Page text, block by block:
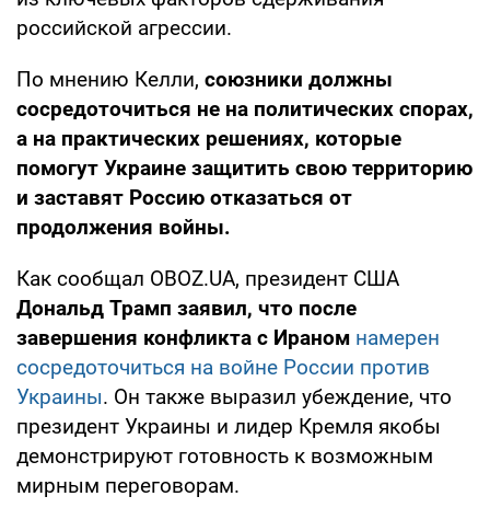
российской агрессии.
По мнению Келли, союзники должны
сосредоточиться не на политических спорах,
а на практических решениях, которые
помогут Украине защитить свою территорию
и заставят Россию отказаться от
продолжения войны.
Как сообщал OBOZ.UA, президент США
Дональд Трамп заявил, что после
завершения конфликта с Ираном намерен
сосредоточиться на войне России против
Украины. Он также выразил убеждение, что
президент Украины и лидер Кремля якобы
демонстрируют готовность к возможным
мирным переговорам.